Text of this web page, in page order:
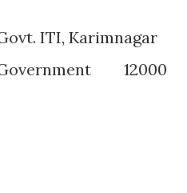
ITI, Karimnagar
12000